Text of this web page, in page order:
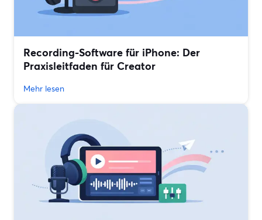
Recording-Software für iPhone: Der
Praxisleitfaden für Creator
Mehr lesen